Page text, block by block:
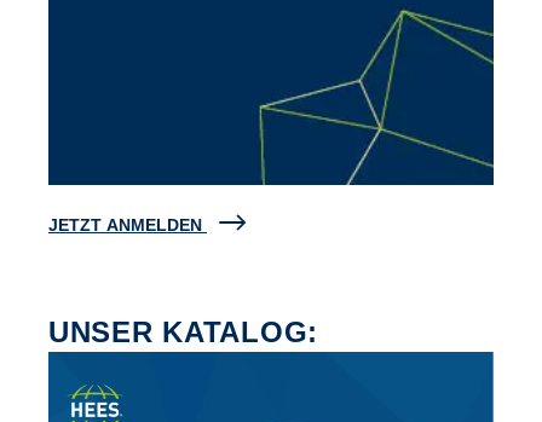
JETZT ANMELDEN
UNSER KATALOG: